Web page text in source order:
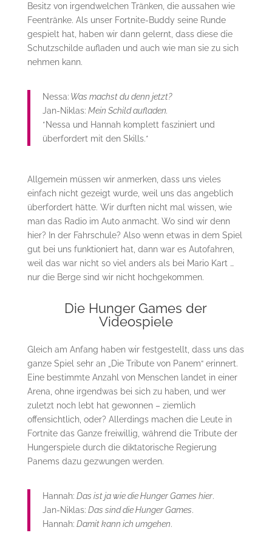
Besitz von irgendwelchen Tränken, die aussahen wie
Feentränke. Als unser Fortnite-Buddy seine Runde
gespielt hat, haben wir dann gelernt, dass diese die
Schutzschilde aufladen und auch wie man sie zu sich
nehmen kann.
Nessa: Was machst du denn jetzt?
Jan-Niklas: Mein Schild aufladen.
*Nessa und Hannah komplett fasziniert und
überfordert mit den Skills.*
Allgemein müssen wir anmerken, dass uns vieles
einfach nicht gezeigt wurde, weil uns das angeblich
überfordert hätte. Wir durften nicht mal wissen, wie
man das Radio im Auto anmacht. Wo sind wir denn
hier? In der Fahrschule? Also wenn etwas in dem Spiel
gut bei uns funktioniert hat, dann war es Autofahren,
weil das war nicht so viel anders als bei Mario Kart …
nur die Berge sind wir nicht hochgekommen.
Die Hunger Games der
Videospiele
Gleich am Anfang haben wir festgestellt, dass uns das
ganze Spiel sehr an „Die Tribute von Panem“ erinnert.
Eine bestimmte Anzahl von Menschen landet in einer
Arena, ohne irgendwas bei sich zu haben, und wer
zuletzt noch lebt hat gewonnen – ziemlich
offensichtlich, oder? Allerdings machen die Leute in
Fortnite das Ganze freiwillig, während die Tribute der
Hungerspiele durch die diktatorische Regierung
Panems dazu gezwungen werden.
Hannah: Das ist ja wie die Hunger Games hier.
Jan-Niklas: Das sind die Hunger Games.
Hannah: Damit kann ich umgehen.